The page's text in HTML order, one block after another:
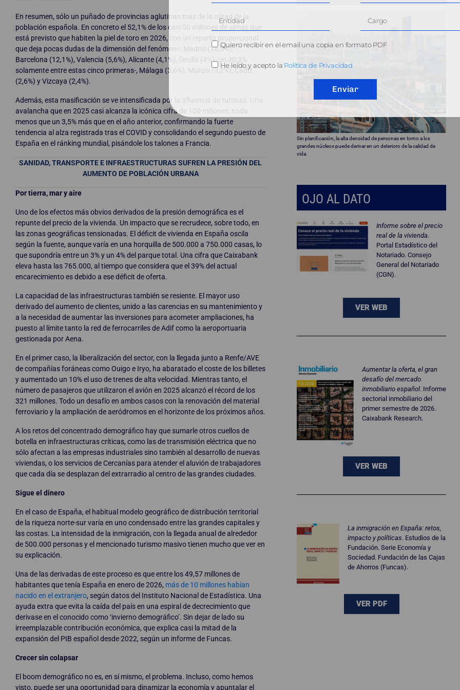
En resumen, sólo un puñado de provincias aglutinan más de la mitad de la
población española. En concreto el 52,1% de los casi 50 millones de almas que
está previsto que habiten la piel de toro en 2026, con un reparto proporcional
que deja pocas dudas de la dimensión del fenómeno: Madrid (14,5%),
Barcelona (12,1%), Valencia (5,6%), Alicante (4,1%), Sevilla (4%) -un 40,3%
solamente entre estas cinco primeras-, Málaga (3,6%), Murcia (3,2%), Cádiz
(2,6%) y Vizcaya (2,4%).
Además, esta masificación se ve intensificada por la afluencia de turistas. Una
avalancha que en 2025 casi alcanza la icónica cifra de 100 millones, nada
menos que un 3,5% más que en el año anterior, confirmando la fuerte
tendencia al alza registrada tras el COVID y consolidando el segundo puesto de
España en el ránking mundial, pisándole los talones a Francia.
SANIDAD, TRANSPORTE E INFRAESTRUCTURAS SUFREN LA PRESIÓN DEL
AUMENTO DE POBLACIÓN URBANA
Por tierra, mar y aire
Uno de los efectos más obvios derivados de la presión demográfica es el
repunte del precio de la vivienda. Un impacto que se recrudece, sobre todo, en
las zonas geográficas tensionadas. El déficit de vivienda en España oscila
según la fuente, aunque varía en una horquilla de 500.000 a 750.000 casas, lo
que supondría entre un 3% y un 4% del parque total. Una cifra que Caixabank
eleva hasta las 765.000, al tiempo que considera que el 39% del actual
encarecimiento es debido a ese déficit de oferta.
La capacidad de las infraestructuras también se resiente. El mayor uso
derivado del aumento de clientes, unido a las carencias en su mantenimiento y
a la necesidad de aumentar las inversiones para acometer ampliaciones, ha
puesto al límite tanto la red de ferrocarriles de Adif como la aeroportuaria
gestionada por Aena.
En el primer caso, la liberalización del sector, con la llegada junto a Renfe/AVE
de compañías foráneas como Ouigo e Iryo, ha abaratado el coste de los billetes
y aumentado un 10% el uso de trenes de alta velocidad. Mientras tanto, el
número de pasajeros que utilizaron el avión en 2025 alcanzó el récord de los
321 millones. Todo un desafío en ambos casos con la renovación del material
ferroviario y la ampliación de aeródromos en el horizonte de los próximos años.
A los retos del concentrado demográfico hay que sumarle otros cuellos de
botella en infraestructuras críticas, como las de transmisión eléctrica que no
sólo afectan a las empresas industriales sino también al desarrollo de nuevas
viviendas, o los servicios de Cercanías para atender el aluvión de trabajadores
que cada día se desplazan del extrarradio al centro de las grandes ciudades.
Sigue el dinero
En el caso de España, el habitual modelo geográfico de distribución territorial
de la riqueza norte-sur varía en uno condensado entre las grandes capitales y
las costas. La intensidad de la inmigración, con la llegada anual de alrededor
de 500.000 personas y el mencionado turismo masivo tienen mucho que ver en
su explicación.
Una de las derivadas de este proceso es que entre los 49,57 millones de
habitantes que tenía España en enero de 2026, más de 10 millones habían
nacido en el extranjero, según datos del Instituto Nacional de Estadística. Una
ayuda extra que evita la caída del país en una espiral de decrecimiento que
derivase en el conocido como ‘invierno demográfico’. Sin dejar de lado su
irreemplazable contribución económica, que explica casi la mitad de la
expansión del PIB español desde 2022, según un informe de Funcas.
Crecer sin colapsar
El boom demográfico no es, en sí mismo, el problema. Incluso, como hemos
visto, puede ser una oportunidad para dinamizar la economía y apuntalar el
Sin planificación, la alta densidad de personas en torno a los
grandes núcleos puede derivar en un deterioro de la calidad de
vida.
OJO AL DATO
Informe sobre el precio
real de la vivienda.
Portal Estadístico del
Notariado. Consejo
General del Notariado
(CGN).
VER WEB
Aumentar la oferta, el gran
desafío del mercado
inmobiliario español. Informe
sectorial inmobiliario del
primer semestre de 2026.
Caixabank Research.
VER WEB
La inmigración en España: retos,
impacto y políticas. Estudios de la
Fundación. Serie Economía y
Sociedad. Fundación de las Cajas
de Ahorros (Funcas).
VER PDF
Quiero recibir en el email una copia en formato PDF
He leído y acepto la Política de Privacidad
Enviar